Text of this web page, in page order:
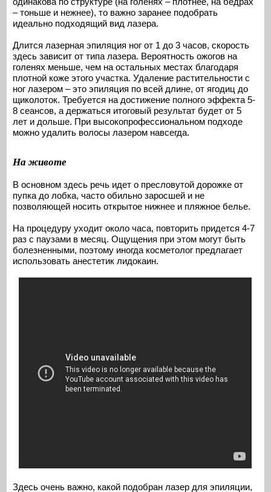
– тоньше и нежнее), то важно заранее подобрать
идеально подходящий вид лазера.
Длится лазерная эпиляция ног от 1 до 3 часов, скорость
здесь зависит от типа лазера. Вероятность ожогов на
голенях меньше, чем на остальных местах благодаря
плотной коже этого участка. Удаление растительности с
ног лазером – это эпиляция по всей длине, от ягодиц до
щиколоток. Требуется на достижение полного эффекта 5-
8 сеансов, а держаться итоговый результат будет от 5
лет и дольше. При высокопрофессиональном подходе
можно удалить волосы лазером навсегда.
На животе
В основном здесь речь идет о пресловутой дорожке от
пупка до лобка, часто обильно заросшей и не
позволяющей носить открытое нижнее и пляжное белье.
На процедуру уходит около часа, повторить придется 4-7
раз с паузами в месяц. Ощущения при этом могут быть
болезненными, поэтому иногда косметолог предлагает
использовать анестетик лидокаин.
Здесь очень важно, какой подобран лазер для эпиляции,